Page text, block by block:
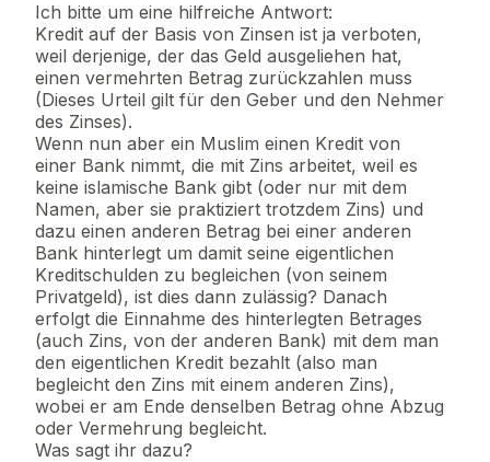
Ich bitte um eine hilfreiche Antwort:
Kredit auf der Basis von Zinsen ist ja verboten,
weil derjenige, der das Geld ausgeliehen hat,
einen vermehrten Betrag zurückzahlen muss
(Dieses Urteil gilt für den Geber und den Nehmer
des Zinses).
Wenn nun aber ein Muslim einen Kredit von
einer Bank nimmt, die mit Zins arbeitet, weil es
keine islamische Bank gibt (oder nur mit dem
Namen, aber sie praktiziert trotzdem Zins) und
dazu einen anderen Betrag bei einer anderen
Bank hinterlegt um damit seine eigentlichen
Kreditschulden zu begleichen (von seinem
Privatgeld), ist dies dann zulässig? Danach
erfolgt die Einnahme des hinterlegten Betrages
(auch Zins, von der anderen Bank) mit dem man
den eigentlichen Kredit bezahlt (also man
begleicht den Zins mit einem anderen Zins),
wobei er am Ende denselben Betrag ohne Abzug
oder Vermehrung begleicht.
Was sagt ihr dazu?